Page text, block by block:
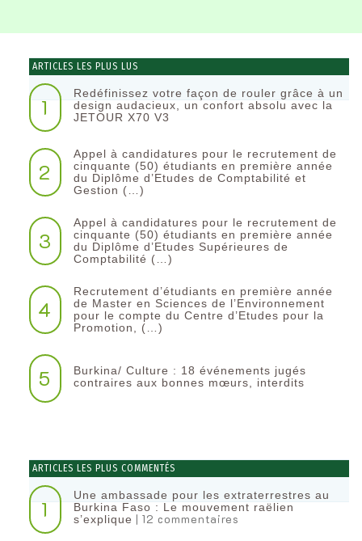
ARTICLES LES PLUS LUS
1
Redéfinissez votre façon de rouler grâce à un
design audacieux, un confort absolu avec la
JETOUR X70 V3
2
Appel à candidatures pour le recrutement de
cinquante (50) étudiants en première année
du Diplôme d’Etudes de Comptabilité et
Gestion (…)
3
Appel à candidatures pour le recrutement de
cinquante (50) étudiants en première année
du Diplôme d’Etudes Supérieures de
Comptabilité (…)
4
Recrutement d’étudiants en première année
de Master en Sciences de l’Environnement
pour le compte du Centre d’Etudes pour la
Promotion, (…)
5
Burkina/ Culture : 18 événements jugés
contraires aux bonnes mœurs, interdits
ARTICLES LES PLUS COMMENTÉS
1
Une ambassade pour les extraterrestres au
Burkina Faso : Le mouvement raëlien
s’explique | 12 commentaires